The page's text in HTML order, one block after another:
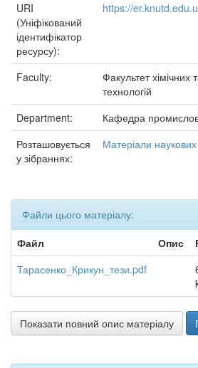
URI
(Уніфікований
ідентифікатор
ресурсу):
https://
Faculty:
Факультет
технологій
Department:
Кафедра
Розташовується
у зібраннях:
Матеріали
Файли цього матеріалу:
Файл
Опис
Тарасенко_Крикун_тези.pdf
Показати повний опис матеріалу